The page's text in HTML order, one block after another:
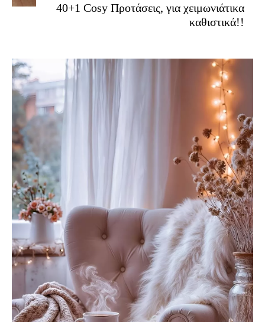
40+1 Cosy Προτάσεις, για χειμωνιάτικα
καθιστικά!!